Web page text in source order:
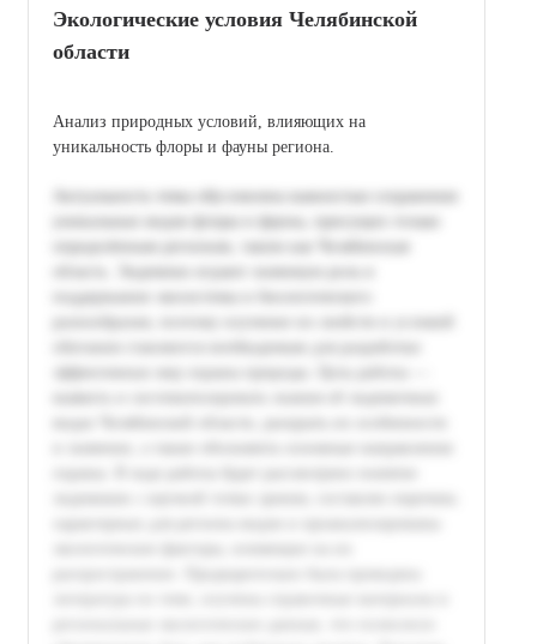
Экологические условия Челябинской
области
Анализ природных условий, влияющих на
уникальность флоры и фауны региона.